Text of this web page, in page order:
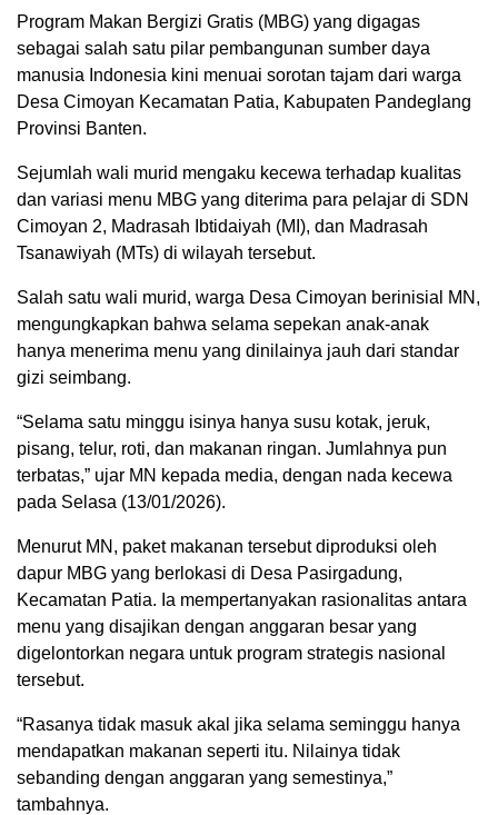
Program Makan Bergizi Gratis (MBG) yang digagas
sebagai salah satu pilar pembangunan sumber daya
manusia Indonesia kini menuai sorotan tajam dari warga
Desa Cimoyan Kecamatan Patia, Kabupaten Pandeglang
Provinsi Banten.
Sejumlah wali murid mengaku kecewa terhadap kualitas
dan variasi menu MBG yang diterima para pelajar di SDN
Cimoyan 2, Madrasah Ibtidaiyah (MI), dan Madrasah
Tsanawiyah (MTs) di wilayah tersebut.
Salah satu wali murid, warga Desa Cimoyan berinisial MN,
mengungkapkan bahwa selama sepekan anak-anak
hanya menerima menu yang dinilainya jauh dari standar
gizi seimbang.
“Selama satu minggu isinya hanya susu kotak, jeruk,
pisang, telur, roti, dan makanan ringan. Jumlahnya pun
terbatas,” ujar MN kepada media, dengan nada kecewa
pada Selasa (13/01/2026).
Menurut MN, paket makanan tersebut diproduksi oleh
dapur MBG yang berlokasi di Desa Pasirgadung,
Kecamatan Patia. Ia mempertanyakan rasionalitas antara
menu yang disajikan dengan anggaran besar yang
digelontorkan negara untuk program strategis nasional
tersebut.
“Rasanya tidak masuk akal jika selama seminggu hanya
mendapatkan makanan seperti itu. Nilainya tidak
sebanding dengan anggaran yang semestinya,”
tambahnya.